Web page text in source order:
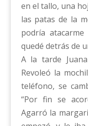
en el tallo, una
las patas de la
podría
quedé detrás de
A la tarde
Revoleó la
teléfono, se
“Por fin se
Agarró la